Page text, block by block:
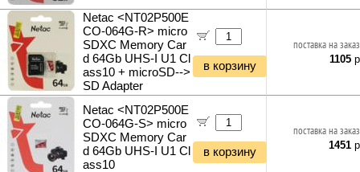
Netac <NT02P500E
CO-064G-R> micro
SDXC Memory Car
d 64Gb UHS-I U1 Cl
ass10 + microSD-->
SD Adapter
в корзину
поставка на
1105
Netac <NT02P500E
CO-064G-S> micro
SDXC Memory Car
d 64Gb UHS-I U1 Cl
ass10
в корзину
поставка на
1451